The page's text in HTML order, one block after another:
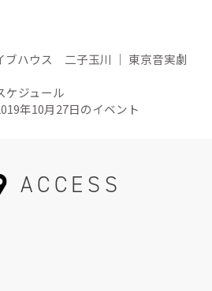
ブハウス 二子玉川 ｜ 東京音実劇
ケジュール
年10月27日のイベント
ACCESS